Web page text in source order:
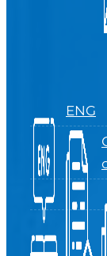
ENG